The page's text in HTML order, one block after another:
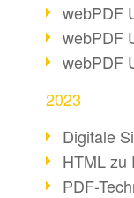
webPDF
webPDF
webPDF
2023
Digitale
HTML zu
PDF-